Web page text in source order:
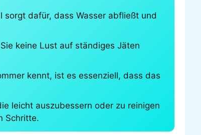
sorgt dafür, dass Wasser abfließt und
keine Lust auf ständiges Jäten
kennt, ist es essenziell, dass das
leicht auszubessern oder zu reinigen
Schritte.